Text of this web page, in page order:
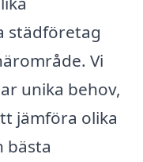
städföretag
Vi
unika behov,
jämföra olika
bästa